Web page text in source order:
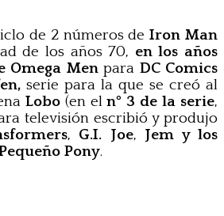
de 2 números deIron Man
de los años 70, en los años
Omega Men para DC Comics
serie para la que se creó al
Lobo(en elnº 3 de la serie,
televisión escribió y produjo
, G.I. Joe, Jem y los
Pony.